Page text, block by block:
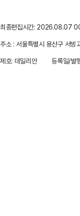
최종편집시간: 2026.08.07
주소 : 서울특별시 용산구 서
제호: 데일리안
등록일/